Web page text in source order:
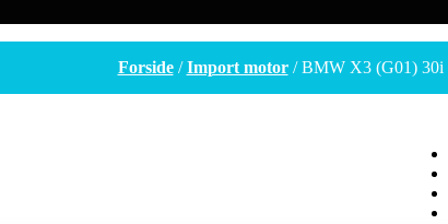
Forside/Import motor/ BMW X3 (G01) 30i